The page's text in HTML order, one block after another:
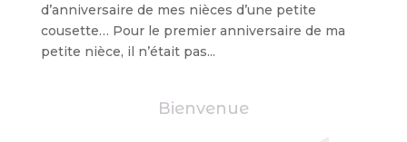
d’anniversaire de mes nièces d’une petite
cousette… Pour le premier anniversaire de ma
petite nièce, il n’était pas...
Bienvenue